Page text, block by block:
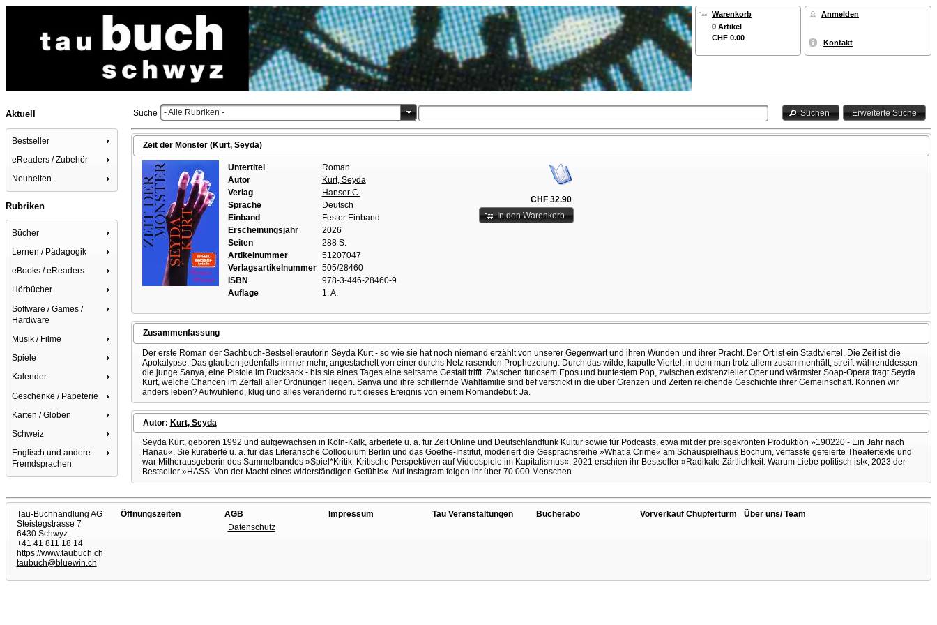
Warenkorb
0 Artikel
CHF 0.00
Anmelden
Kontakt
Aktuell
Bestseller
eReaders / Zubehör
Neuheiten
Rubriken
Bücher
Lernen / Pädagogik
eBooks / eReaders
Hörbücher
Software / Games /
Hardware
Musik / Filme
Spiele
Kalender
Geschenke / Papeterie
Karten / Globen
Schweiz
Englisch und andere
Fremdsprachen
Suche - Alle Rubriken - Suchen Erweiterte Suche
Zeit der Monster (Kurt, Seyda)
Untertitel
Roman
Autor
Kurt, Seyda
Verlag
Hanser C.
Sprache
Deutsch
Einband
Fester Einband
Erscheinungsjahr
2026
Seiten
288 S.
Artikelnummer
51207047
Verlagsartikelnummer
505/28460
ISBN
978-3-446-28460-9
Auflage
1. A.
CHF 32.90
In den Warenkorb
Zusammenfassung
Der erste Roman der Sachbuch-Bestsellerautorin Seyda Kurt - so wie sie hat noch niemand erzählt von unserer Gegenwart und ihren Wunden und ihrer Pracht. Der Ort ist ein Stadtviertel. Die Zeit ist die
Apokalypse. Das glauben jedenfalls immer mehr, angestachelt von einer durchs Netz rasenden Prophezeiung. Durch das wilde, kaputte Viertel, in dem man trotz allem zusammenhält, streift währenddessen
die junge Sanya, eine Pistole im Rucksack - bis sie eines Tages eine seltsame Gestalt trifft. Zwischen furiosem Epos und buntestem Pop, zwischen existenzieller Oper und wärmster Soap-Opera fragt Seyda
Kurt, welche Chancen im Zerfall aller Ordnungen liegen. Sanya und ihre schillernde Wahlfamilie sind tief verstrickt in die über Grenzen und Zeiten reichende Geschichte ihrer Gemeinschaft. Können wir
anders leben? Aufwühlend, klug und alles verändernd ruft dieses Ereignis von einem Romandebüt: Ja.
Autor: Kurt, Seyda
Seyda Kurt, geboren 1992 und aufgewachsen in Köln-Kalk, arbeitete u. a. für Zeit Online und Deutschlandfunk Kultur sowie für Podcasts, etwa mit der preisgekrönten Produktion »190220 - Ein Jahr nach
Hanau«. Sie kuratierte u. a. für das Literarische Colloquium Berlin und das Goethe-Institut, moderiert die Gesprächsreihe »What a Crime« am Schauspielhaus Bochum, verfasste gefeierte Theatertexte und
war Mitherausgeberin des Sammelbandes »Spiel*Kritik. Kritische Perspektiven auf Videospiele im Kapitalismus«. 2021 erschien ihr Bestseller »Radikale Zärtlichkeit. Warum Liebe politisch ist«, 2023 der
Bestseller »HASS. Von der Macht eines widerständigen Gefühls«. Auf Instagram folgen ihr über 70.000 Menschen.
Tau-Buchhandlung AG
Steistegstrasse 7
6430 Schwyz
+41 41 811 18 14
https://www.taubuch.ch
taubuch@bluewin.ch
Öffnungszeiten
AGB
Datenschutz
Impressum Tau Veranstaltungen Bücherabo Vorverkauf Chupferturm Über uns/ Team